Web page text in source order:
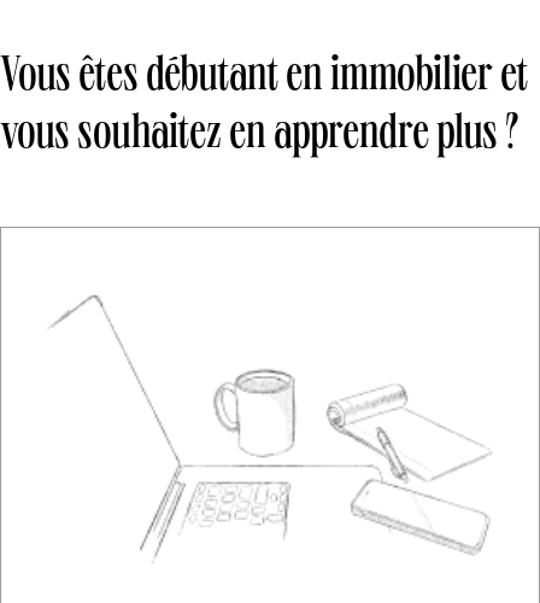
Vous êtes débutant en immobilier et
vous souhaitez en apprendre plus ?